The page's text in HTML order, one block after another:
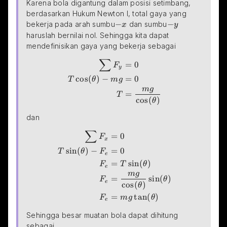
Karena bola digantung dalam posisi setimbang,
berdasarkan Hukum Newton I, total gaya yang
bekerja pada arah sumbu-x
−x dan sumbu-y
−y
haruslah bernilai nol. Sehingga kita dapat
mendefinisikan gaya yang bekerja sebagai
\begin{aligned} \sum{F_y}&=0\\
∑ Fy
T cos(θ) − mg
T
= 0
= 0
=
cos(θ)
mg
dan
\begin{aligned} \sum{F_x}&=0\\
∑ Fx
T sin(θ) − Fe
Fe
Fe
Fe
= 0
= 0
= T sin(θ)
=
cos(θ)
mg
sin(θ)
= mg tan(θ)
Sehingga besar muatan bola dapat dihitung